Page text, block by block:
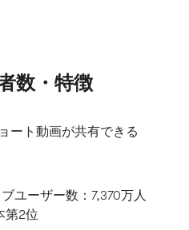
数・特徴
ート動画が共有できる
ユーザー数 ：7,370万人
第2位